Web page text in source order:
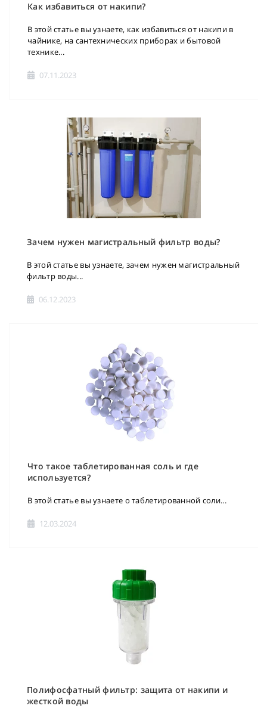
Как избавиться от накипи?
В этой статье вы узнаете, как избавиться от накипи в
чайнике, на сантехнических приборах и бытовой
технике...
07.11.2023
Зачем нужен магистральный фильтр воды?
В этой статье вы узнаете, зачем нужен магистральный
фильтр воды...
06.12.2023
Что такое таблетированная соль и где
используется?
В этой статье вы узнаете о таблетированной соли...
12.03.2024
Полифосфатный фильтр: защита от накипи и
жесткой воды